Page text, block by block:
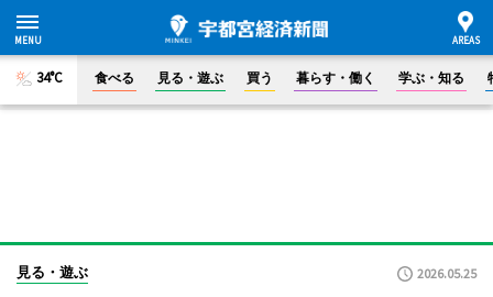
34°C 食べる 見る・遊ぶ 買う 暮らす・働く 学ぶ・知る
見る・遊ぶ 2026.05.25